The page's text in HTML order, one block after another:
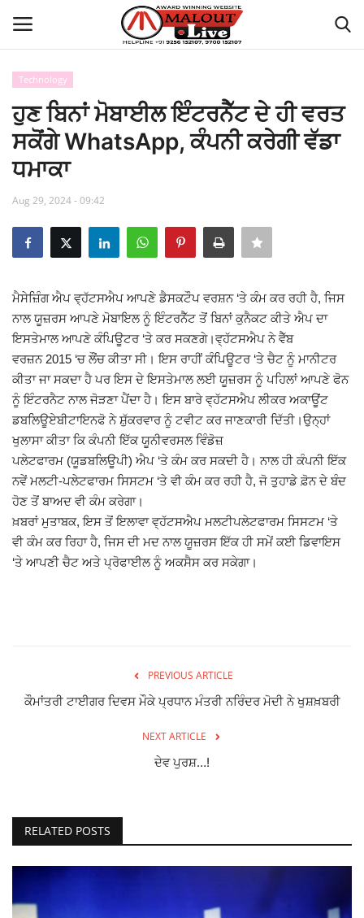
Home
How to Reach Malout
Malout News
History of Malout
Giddarbaha
Railway Time Table
Lambi
Sri Muktsar Sahib News
Punjab
Technology
ਹੁਣ ਬਿਨਾਂ ਮੋਬਾਈਲ ਇੰਟਰਨੈੱਟ ਦੇ ਹੀ ਵਰਤ
ਸਕੋਂਗੇ WhatsApp, ਕੰਪਨੀ ਕਰੇਗੀ ਵੱਡਾ
ਧਮਾਕਾ
Aug 29, 2024 - 09:42
ਮੈਸੇਜ਼ਿੰਗ ਐਪ ਵ੍ਹੱਟਸਐਪ ਆਪਣੇ ਡੈਸਕਟੌਪ ਵਰਸ਼ਨ ‘ਤੇ ਕੰਮ ਕਰ ਰਹੀ ਹੈ, ਜਿਸ
ਨਾਲ ਯੂਜ਼ਰਸ ਆਪਣੇ ਮੋਬਾਇਲ ਨੂੰ ਇੰਟਰਨੈੱਟ ਤੋਂ ਬਿਨਾਂ ਕੁਨੈਕਟ ਕੀਤੇ ਐਪ ਦਾ
ਇਸਤੇਮਾਲ ਆਪਣੇ ਕੰਪਿਊਟਰ ‘ਤੇ ਕਰ ਸਕਣਗੇ।ਵ੍ਹੱਟਸਐਪ ਨੇ ਵੈੱਬ
ਵਰਜ਼ਨ 2015 ‘ਚ ਲੌਂਚ ਕੀਤਾ ਸੀ। ਇਸ ਰਾਹੀਂ ਕੰਪਿਊਟਰ ‘ਤੇ ਚੈਟ ਨੂੰ ਮਾਨੀਟਰ
ਕੀਤਾ ਜਾ ਸਕਦਾ ਹੈ ਪਰ ਇਸ ਦੇ ਇਸਤੇਮਾਲ ਲਈ ਯੂਜ਼ਰਸ ਨੂੰ ਪਹਿਲਾਂ ਆਪਣੇ ਫੋਨ
ਨੂੰ ਇੰਟਰਨੈਟ ਨਾਲ ਜੋੜਣਾ ਪੈਂਦਾ ਹੈ। ਇਸ ਬਾਰੇ ਵ੍ਹੱਟਸਐਪ ਲੀਕਰ ਅਕਾਊਂਟ
ਡਬਲਿਊਏਬੀਟਾਇਨਫੋ ਨੇ ਸ਼ੁੱਕਰਵਾਰ ਨੂੰ ਟਵੀਟ ਕਰ ਜਾਣਕਾਰੀ ਦਿੱਤੀ।ਉਨ੍ਹਾਂ
ਖੁਲਾਸਾ ਕੀਤਾ ਕਿ ਕੰਪਨੀ ਇੱਕ ਯੂਨੀਵਰਸਲ ਵਿੰਡੋਜ਼
ਪਲੇਟਫਾਰਮ (ਯੂਡਬਲਿਊਪੀ) ਐਪ ‘ਤੇ ਕੰਮ ਕਰ ਸਕਦੀ ਹੈ। ਨਾਲ ਹੀ ਕੰਪਨੀ ਇੱਕ
ਨਵੇਂ ਮਲਟੀ-ਪਲੇਟਫਾਰਮ ਸਿਸਟਮ ‘ਤੇ ਵੀ ਕੰਮ ਕਰ ਰਹੀ ਹੈ, ਜੋ ਤੁਹਾਡੇ ਫ਼ੋਨ ਦੇ ਬੰਦ
ਹੋਣ ਤੋਂ ਬਾਅਦ ਵੀ ਕੰਮ ਕਰੇਗਾ।
ਖ਼ਬਰਾਂ ਮੁਤਾਬਕ, ਇਸ ਤੋਂ ਇਲਾਵਾ ਵ੍ਹੱਟਸਐਪ ਮਲਟੀਪਲੇਟਫਾਰਮ ਸਿਸਟਮ ‘ਤੇ
ਵੀ ਕੰਮ ਕਰ ਰਿਹਾ ਹੈ, ਜਿਸ ਦੀ ਮਦ ਨਾਲ ਯੂਜ਼ਰਸ ਇੱਕ ਹੀ ਸਮੇਂ ਕਈ ਡਿਵਾਇਸ
‘ਤੇ ਆਪਣੀ ਚੈਟ ਅਤੇ ਪ੍ਰੋਫਾਈਲ ਨੂੰ ਅਕਸੈਸ ਕਰ ਸਕੇਗਾ।
PREVIOUS ARTICLE
ਕੌਮਾਂਤਰੀ ਟਾਈਗਰ ਦਿਵਸ ਮੌਕੇ ਪ੍ਰਧਾਨ ਮੰਤਰੀ ਨਰਿੰਦਰ ਮੋਦੀ ਨੇ ਖੁਸ਼ਖ਼ਬਰੀ
NEXT ARTICLE
ਦੇਵ ਪੁਰਸ਼…!
RELATED POSTS